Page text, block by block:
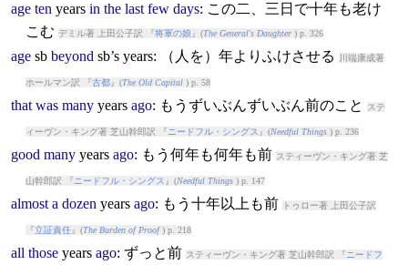
age ten years in the last few days: この二、三日で十年も老け
こむ デミル著 上田公子訳 『将軍の娘 』(The General's Daughter) p. 326
agesb beyond sb’s years: （人を）年よりふけさせる 川端康成著
ホールマン訳 『古都』(The Old Capital) p. 58
that was many years ago: もうずいぶんずいぶん前のこと ステ
ィーヴン・キング著 芝山幹郎訳 『 ニードフル・シングス 』(Needful Things) p. 236
good many years ago: もう何年も何年も前 スティーヴン・キング著 芝
山幹郎訳 『 ニードフル・シングス 』(Needful Things) p. 147
almost a dozen years ago: もう十年以上も前 トゥロー著 上田公子訳
『立証責任』(The Burden of Proof) p. 218
all those years ago: ずっと前 スティーヴン・キング著 芝山幹郎訳 『 ニードフ